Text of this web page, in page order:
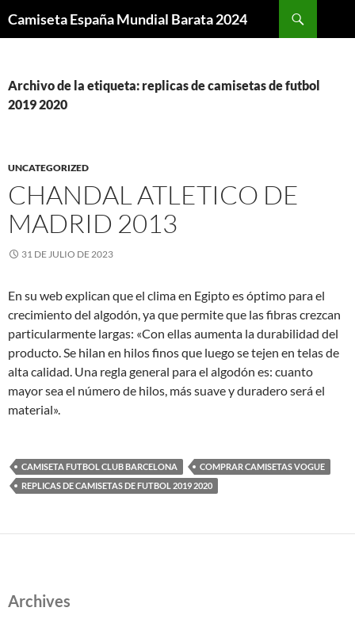
Camiseta España Mundial Barata 2024
Archivo de la etiqueta: replicas de camisetas de futbol
2019 2020
UNCATEGORIZED
CHANDAL ATLETICO DE
MADRID 2013
31 DE JULIO DE 2023
En su web explican que el clima en Egipto es óptimo para el
crecimiento del algodón, ya que permite que las fibras crezcan
particularmente largas: «Con ellas aumenta la durabilidad del
producto. Se hilan en hilos finos que luego se tejen en telas de
alta calidad. Una regla general para el algodón es: cuanto
mayor sea el número de hilos, más suave y duradero será el
material».
CAMISETA FUTBOL CLUB BARCELONA
COMPRAR CAMISETAS VOGUE
REPLICAS DE CAMISETAS DE FUTBOL 2019 2020
Archives